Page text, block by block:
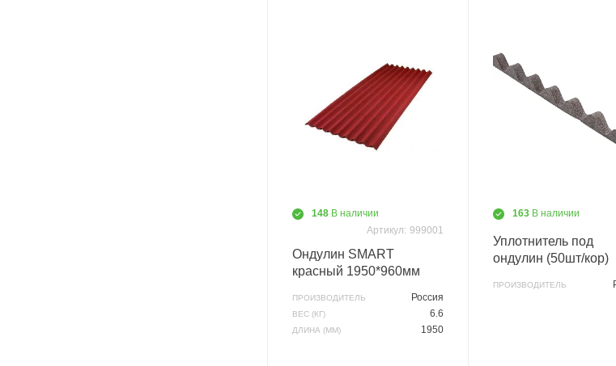
148 В наличии
Артикул: 999001
Ондулин SMART
красный 1950*960мм
ПРОИЗВОДИТЕЛЬ Россия
ВЕС (КГ) 6.6
ДЛИНА (ММ) 1950
163 В наличии
Уплотнитель под
ондулин (50шт/кор)
ПРОИЗВОДИТЕЛЬ